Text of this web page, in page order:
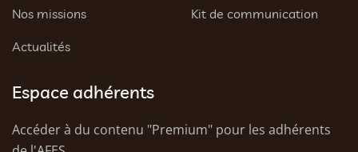
Nos missions
Actualités
Kit de communication
Espace adhérents
Accéder à du contenu "Premium" pour les adhérents